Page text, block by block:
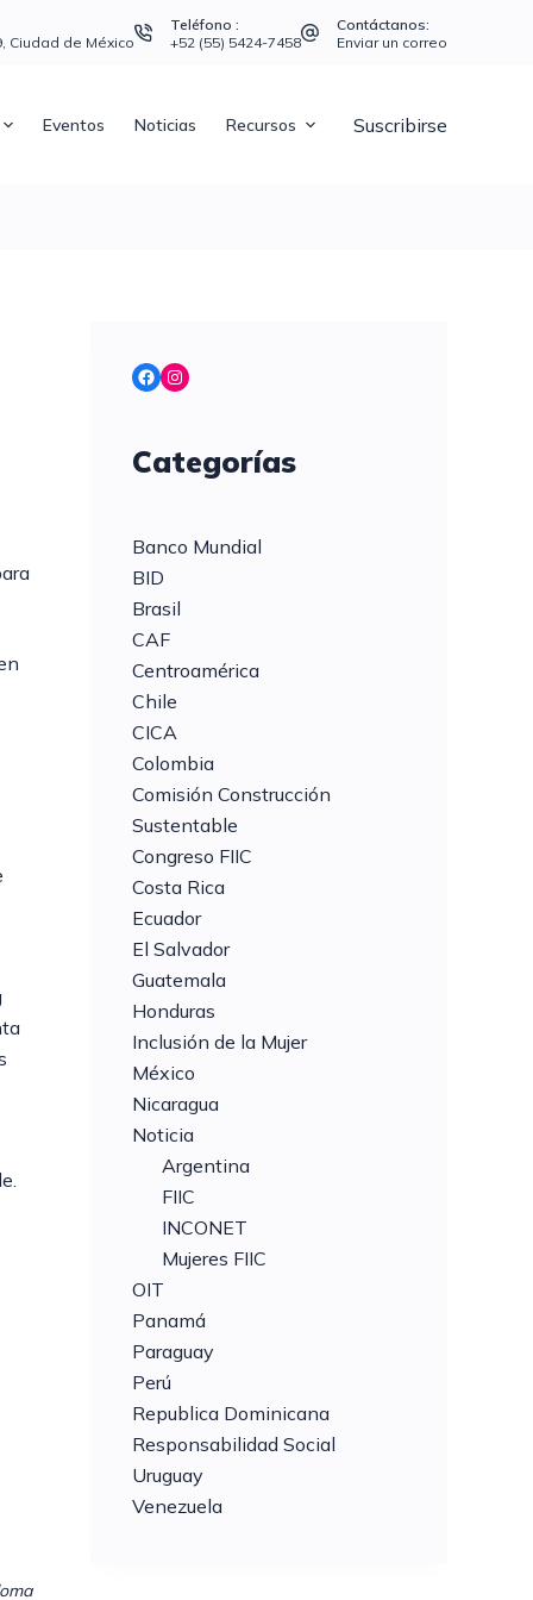
Ciudad de México
Teléfono :
+52 (55) 5424-7458
Contáctanos:
Enviar un correo
Eventos Noticias Recursos Suscribirse
Facebook
Instagram
Categorías
Banco Mundial
BID
Brasil
CAF
Centroamérica
Chile
CICA
Colombia
Comisión Construcción
Sustentable
Congreso FIIC
Costa Rica
Ecuador
El Salvador
Guatemala
Honduras
Inclusión de la Mujer
México
Nicaragua
Noticia
Argentina
FIIC
INCONET
Mujeres FIIC
OIT
Panamá
Paraguay
Perú
Republica Dominicana
Responsabilidad Social
Uruguay
Venezuela